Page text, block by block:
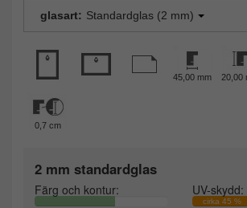
glasart: Standardglas (2 mm)
45,00 mm 20,00
0,7 cm
2 mm standardglas
Färg och kontur: UV-skydd:
cirka 45 %